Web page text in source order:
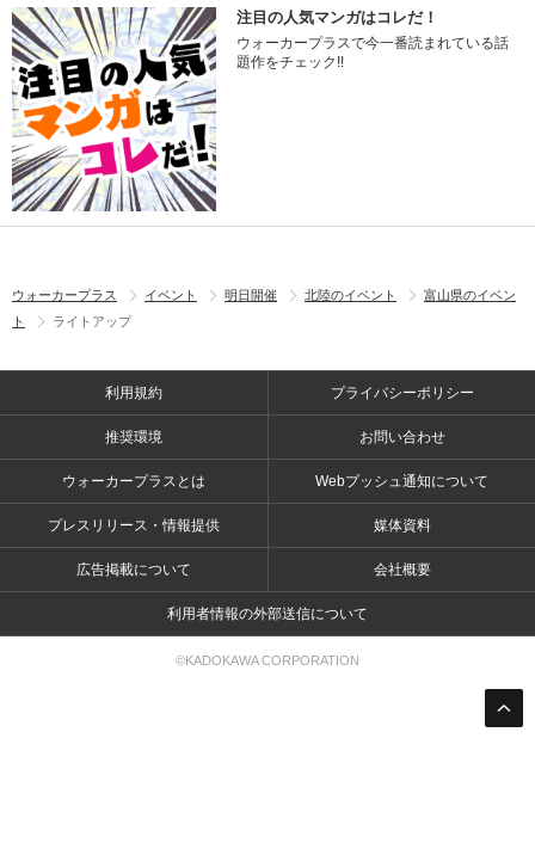
注目の人気マンガはコレだ！
ウォーカープラスで今一番読まれている話
題作をチェック!!
ウォーカープラス イベント 明日開催 北陸のイベント
富山県のイベン
ト
ライトアップ
利用規約 プライバシーポリシー
推奨環境 お問い合わせ
ウォーカープラスとは Webプッシュ通知について
プレスリリース・情報提供 媒体資料
広告掲載について 会社概要
利用者情報の外部送信について
©KADOKAWA CORPORATION